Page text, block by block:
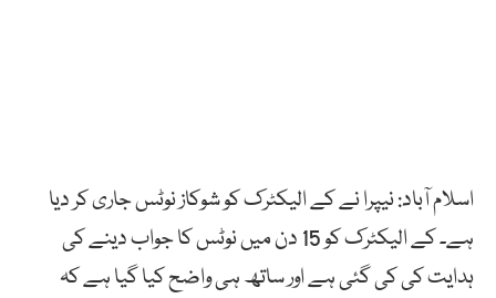
اسلام آباد: نیپرا نے کے الیکٹرک کو شوکاز نوٹس جاری کر دیا
ہے۔ کے الیکٹرک کو 15 دن میں نوٹس کا جواب دینے کی
ہدایت کی کی گئی ہے اور ساتھ ہی واضح کیا گیا ہے کہ